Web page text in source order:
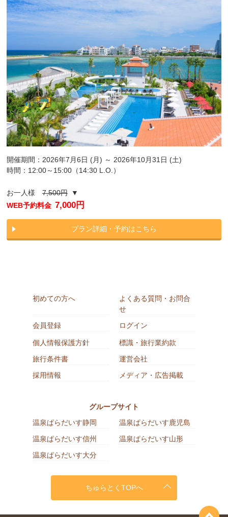
開催期間：2026年7月6日 (月) ～ 2026年10月31日 (土)
時間：12:00～15:00（14:30 L.O.）
お一人様7,500円▼
WEB予約料金 7,000円
プラン詳細・予約はこちら
初めての方へ
よくある質問・お問合
せ
会員登録
ログイン
個人情報保護方針
標識・旅行業約款
旅行条件書
運営会社
採用情報
メディア・広告掲載
グループサイト
温泉ぱらだいす静岡
温泉ぱらだいす鹿児島
温泉ぱらだいす信州
温泉ぱらだいす山形
温泉ぱらだいす大分
ちゅらとくTOPへ